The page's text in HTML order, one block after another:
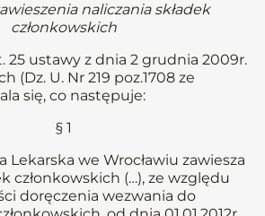
naliczania składek
członkowskich
25 ustawy z dnia 2 grudnia 2009r.
(Dz. U. Nr 219 poz.1708 ze
się, co następuje:
§ 1
Lekarska we Wrocławiu zawiesza
członkowskich (…), ze względu
doręczenia wezwania do